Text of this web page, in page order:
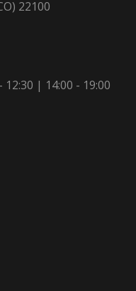
22100
| 14:00 - 19:00